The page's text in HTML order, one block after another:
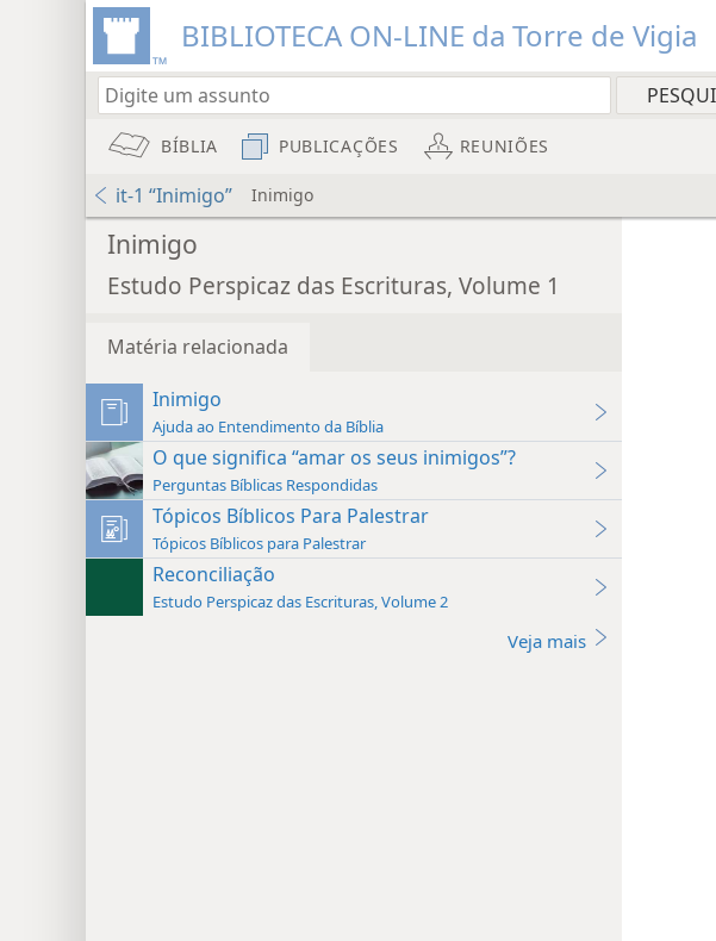
BIBLIOTECA ON-LINE da Torre de Vigia
BÍBLIA PUBLICAÇÕES REUNIÕES
it-1 “Inimigo” Inimigo
Inimigo
Estudo Perspicaz das Escrituras, Volume 1
Matéria relacionada
Inimigo
Ajuda ao Entendimento da Bíblia
O que significa “amar os seus inimigos”?
Perguntas Bíblicas Respondidas
Tópicos Bíblicos Para Palestrar
Tópicos Bíblicos para Palestrar
Reconciliação
Estudo Perspicaz das Escrituras, Volume 2
Veja mais